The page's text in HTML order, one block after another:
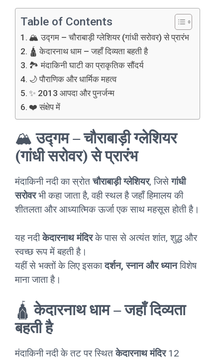
Table of Contents
🏔️ उद्गम – चौराबाड़ी ग्लेशियर (गांधी सरोवर) से प्रारंभ
🛕 केदारनाथ धाम – जहाँ दिव्यता बहती है
🏞️ मंदाकिनी घाटी का प्राकृतिक सौंदर्य
🌙 पौराणिक और धार्मिक महत्व
✨ 2013 आपदा और पुनर्जन्म
❤️ संक्षेप में
🏔️उद्गम – चौराबाड़ी ग्लेशियर
(गांधी सरोवर) से प्रारंभ
मंदाकिनी नदी का स्रोतचौराबाड़ी ग्लेशियर, जिसेगांधी
सरोवरभी कहा जाता है, वही स्थल है जहाँ हिमालय की
शीतलता और आध्यात्मिक ऊर्जा एक साथ महसूस होती है।
यह नदीकेदारनाथ मंदिरके पास से अत्यंत शांत, शुद्ध और
स्वच्छ रूप में बहती है।
यहीं से भक्तों के लिए इसकादर्शन, स्नान और ध्यानविशेष
माना जाता है।
🛕केदारनाथ धाम – जहाँ दिव्यता
बहती है
मंदाकिनी नदी के तट पर स्थितकेदारनाथ मंदिर12